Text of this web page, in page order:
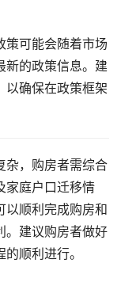
策可能会随着市场
新的政策信息。建
以确保在政策框架
杂，购房者需综合
家庭户口迁移情
以顺利完成购房和
。建议购房者做好
顺利进行。